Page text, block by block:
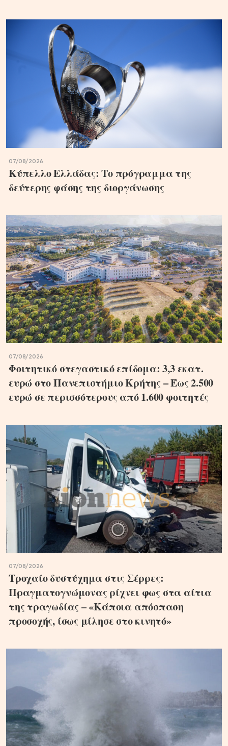
07/08/2026
Κύπελλο Ελλάδας: Το πρόγραμμα της
δεύτερης φάσης της διοργάνωσης
07/08/2026
Φοιτητικό στεγαστικό επίδομα: 3,3 εκατ.
ευρώ στο Πανεπιστήμιο Κρήτης – Έως 2.500
ευρώ σε περισσότερους από 1.600 φοιτητές
07/08/2026
Τροχαίο δυστύχημα στις Σέρρες:
Πραγματογνώμονας ρίχνει φως στα αίτια
της τραγωδίας – «Κάποια απόσπαση
προσοχής, ίσως μίλησε στο κινητό»